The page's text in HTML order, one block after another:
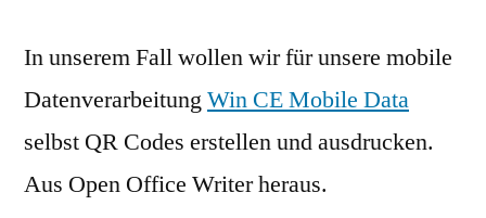
In unserem Fall wollen wir für unsere mobile
DatenverarbeitungWin CE Mobile Data
selbst QR Codes erstellen und ausdrucken.
Aus Open Office Writer heraus.